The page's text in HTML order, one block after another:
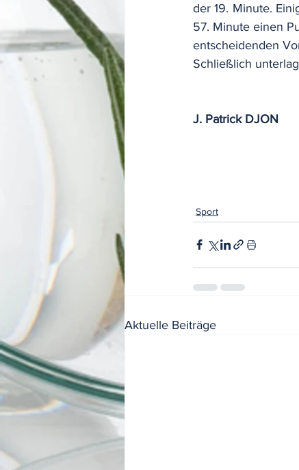
der 19. Minute.
57. Minute einen
entscheidenden
Schließlich
J. Patrick DJON
Sport
Aktuelle Beiträge